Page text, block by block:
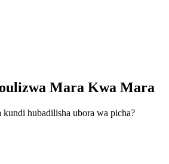
Mara Kwa Mara
kundi hubadilisha ubora wa picha?